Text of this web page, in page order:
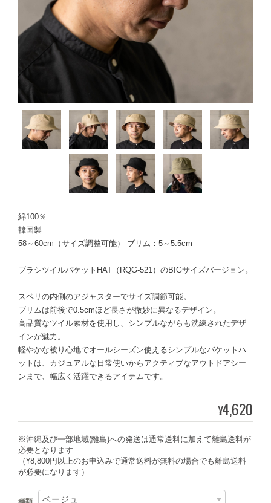
綿100％
韓国製
58～60cm（サイズ調整可能） ブリム：5～5.5cm
ブラシツイルバケットHAT（RQG-521）のBIGサイズバージョン。
スベリの内側のアジャスターでサイズ調節可能。
ブリムは前後で0.5cmほど長さが微妙に異なるデザイン。
高品質なツイル素材を使用し、シンプルながらも洗練されたデザ
インが魅力。
軽やかな被り心地でオールシーズン使えるシンプルなバケットハ
ットは、カジュアルな日常使いからアクティブなアウトドアシー
ンまで、幅広く活躍できるアイテムです。
¥4,620
※沖縄及び一部地域(離島)への発送は通常送料に加えて離島送料が
必要となります
（¥8,800円以上のお申込みで通常送料が無料の場合でも離島送料
が必要になります）